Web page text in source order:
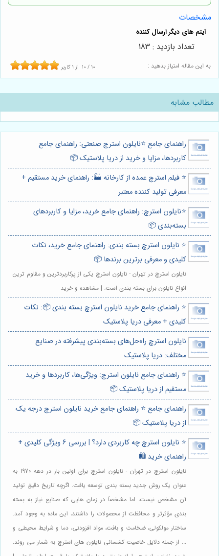
مشخصات
به این مقاله امتیاز بدهید : 10 / 10 از 1 کاربر
تعداد بازدید : 183
مطالب مشابه
راهنمای جامع ⭐️نایلون استرچ صنعتی: راهنمای جامع
کاربردها، مزایا و خرید از دریا پلاستیک 📦
⭐️ فیلم استرچ عمده از کارخانه 🏭: راهنمای خرید مستقیم +
معرفی تولید کننده معتبر
⭐️نایلون استرچ: راهنمای جامع خرید، مزایا و کاربردهای
بسته‌بندی 📦
⭐️ نایلون استرچ بسته بندی: راهنمای جامع خرید، نکات
کلیدی و معرفی برترین برندها 📦
نایلون استرچ در تهران - نایلون استرچ یکی از پرکاربردترین و مقاوم ترین
انواع نایلون برای بسته بندی است. | مشاهده و خرید
⭐️ راهنمای جامع خرید نایلون استرچ بسته بندی 📦: نکات
کلیدی + معرفی دریا پلاستیک
نایلون استرچ راه‌حل‌های بسته‌بندی پیشرفته در صنایع
مختلف: دریا پلاستیک
⭐️ راهنمای جامع نایلون استرچ: ویژگی‌ها، کاربردها و خرید
مستقیم از دریا پلاستیک 📦
راهنمای جامع ⭐️ راهنمای جامع خرید نایلون استرچ درجه یک
از دریا پلاستیک 📦
⭐️ نایلون استرچ چه کاربردی دارد؟ | بررسی 6 ویژگی کلیدی +
راهنمای خرید 🛍️
نایلون استرچ در تهران - نایلون استرچ برای اولین بار در دهه 1970 به
عنوان یک روش جدید بسته بندی توسعه یافت. اگرچه تاریخ دقیق تولید
آن مشخص نیست، اما مشخصاً در زمان هایی که صنایع نیاز به بسته
بندی مؤثرتر و محافظت از محصولات را داشتند، این ماده به وجود آمد.
ساختار مولکولی، ضخامت و بافت، مواد افزودنی، دما و شرایط محیطی و
... از جمله دلایل خاصیت کشسانی نایلون های استرچ به شمار می روند.